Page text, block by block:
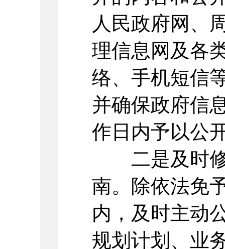
人民政府网、
理信息网及各
络、手机短信
并确保政府信
作日内予以公
二是及时修
南。除依法免
内，及时主动
规划计划、业